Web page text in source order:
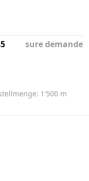
sure demande
1'500 m